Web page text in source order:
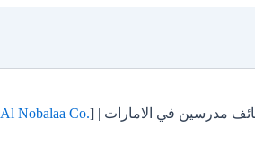
Al Nobalaa Co.]